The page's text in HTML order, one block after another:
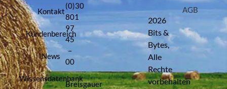
Kontakt
Kundenbereich
News
Wissensdatenbank
(0)30
801
97
45
–
00
Breisgauer
2026
Bits &
Bytes,
Alle
Rechte
vorbehalten
AGB